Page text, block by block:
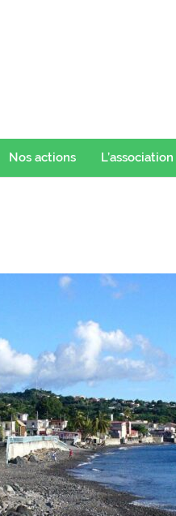
Nos actions L’association